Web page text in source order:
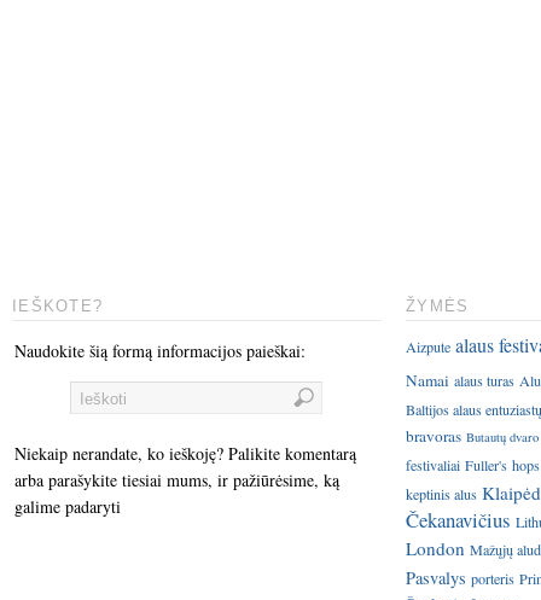
IEŠKOTE?
Naudokite šią formą informacijos paieškai:
Niekaip nerandate, ko ieškoję? Palikite komentarą
arba parašykite tiesiai mums, ir pažiūrėsime, ką
galime padaryti
ŽYMĖS
Aizpute alaus
Namai alaus turas
Baltijos alaus
bravoras Butautų dvaro
festivaliai Fuller's hops
keptinis alus
Čekanavičius
London Mažųjų
Pasvalys porteris